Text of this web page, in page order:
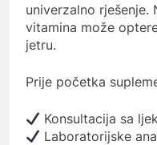
univerzalno rješenje.
vitamina može
jetru.
Prije početka
Konsultacija sa
Laboratorijske